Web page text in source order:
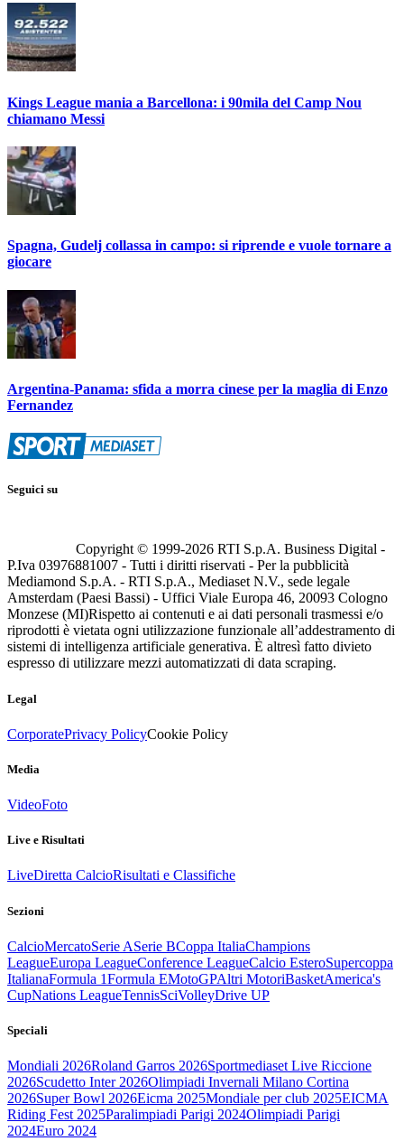
Kings League mania a Barcellona: i 90mila del Camp Nou
chiamano Messi
Spagna, Gudelj collassa in campo: si riprende e vuole tornare a
giocare
Argentina-Panama: sfida a morra cinese per la maglia di Enzo
Fernandez
Seguici su
Copyright © 1999-2026 RTI S.p.A. Business Digital -
P.Iva 03976881007 - Tutti i diritti riservati - Per la pubblicità
Mediamond S.p.A. - RTI S.p.A., Mediaset N.V., sede legale
Amsterdam (Paesi Bassi) - Uffici Viale Europa 46, 20093 Cologno
Monzese (MI)Rispetto ai contenuti e ai dati personali trasmessi e/o
riprodotti è vietata ogni utilizzazione funzionale all’addestramento di
sistemi di intelligenza artificiale generativa. È altresì fatto divieto
espresso di utilizzare mezzi automatizzati di data scraping.
Legal
CorporatePrivacy PolicyCookie Policy
Media
VideoFoto
Live e Risultati
LiveDiretta CalcioRisultati e Classifiche
Sezioni
CalcioMercatoSerie ASerie BCoppa ItaliaChampions
LeagueEuropa LeagueConference LeagueCalcio EsteroSupercoppa
ItalianaFormula 1Formula EMotoGPAltri MotoriBasketAmerica's
CupNations LeagueTennisSciVolleyDrive UP
Speciali
Mondiali 2026Roland Garros 2026Sportmediaset Live Riccione
2026Scudetto Inter 2026Olimpiadi Invernali Milano Cortina
2026Super Bowl 2026Eicma 2025Mondiale per club 2025EICMA
Riding Fest 2025Paralimpiadi Parigi 2024Olimpiadi Parigi
2024Euro 2024